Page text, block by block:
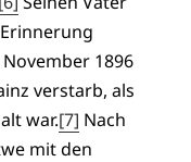
1896
verstarb, als
war.[7] Nach
mit den